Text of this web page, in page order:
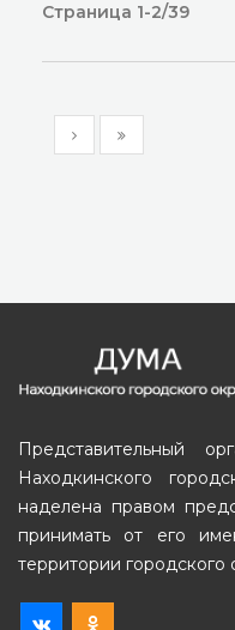
Страница 1-2/39
Представительный
Находкинского
наделена правом
принимать от его
территории городского